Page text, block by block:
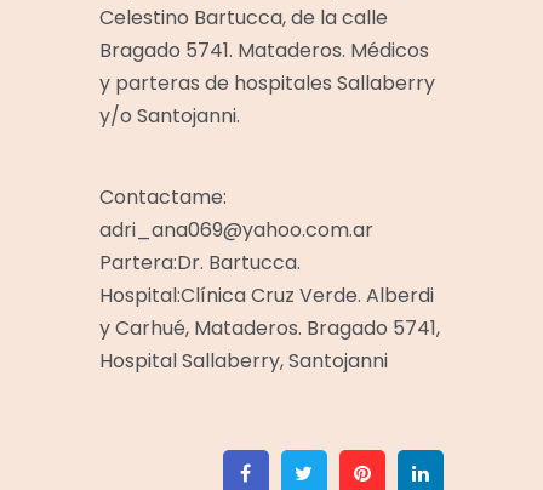
Celestino Bartucca, de la calle
Bragado 5741. Mataderos. Médicos
y parteras de hospitales Sallaberry
y/o Santojanni.
Contactame:
adri_ana069@yahoo.com.ar
Partera:Dr. Bartucca.
Hospital:Clínica Cruz Verde. Alberdi
y Carhué, Mataderos. Bragado 5741,
Hospital Sallaberry, Santojanni
FacebookTwitter Pinterest